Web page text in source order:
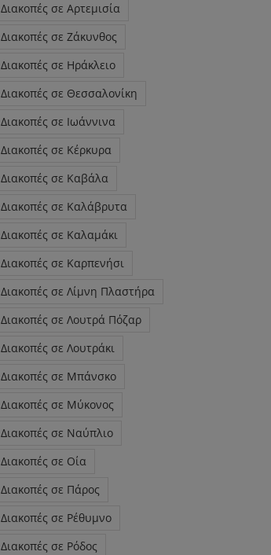
Διακοπές σε Αρτεμισία
Διακοπές σε Ζάκυνθος
Διακοπές σε Ηράκλειο
Διακοπές σε Θεσσαλονίκη
Διακοπές σε Ιωάννινα
Διακοπές σε Κέρκυρα
Διακοπές σε Καβάλα
Διακοπές σε Καλάβρυτα
Διακοπές σε Καλαμάκι
Διακοπές σε Καρπενήσι
Διακοπές σε Λίμνη Πλαστήρα
Διακοπές σε Λουτρά Πόζαρ
Διακοπές σε Λουτράκι
Διακοπές σε Μπάνσκο
Διακοπές σε Μύκονος
Διακοπές σε Ναύπλιο
Διακοπές σε Οία
Διακοπές σε Πάρος
Διακοπές σε Ρέθυμνο
Διακοπές σε Ρόδος